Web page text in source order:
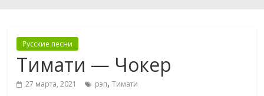
Русские песни
Тимати — Чокер
27 марта, 2021 рэп,Тимати